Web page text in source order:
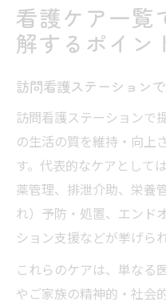
看護ケア一覧
解するポイン
訪問看護ステーション
訪問看護ステーションで
の生活の質を維持・向上
す。代表的なケアとして
薬管理、排泄介助、栄養
れ）予防・処置、エンド
ション支援などが挙げられ
これらのケアは、単なる
やご家族の精神的・社会